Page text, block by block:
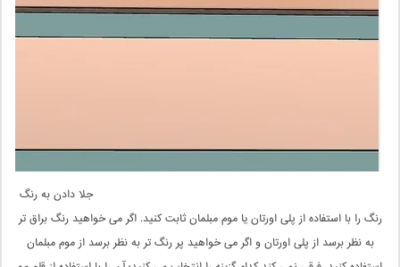
جلا دادن به رنگ
رنگ را با استفاده از پلی اورتان یا موم مبلمان ثابت کنید. اگر می خواهید رنگ براق تر
به نظر برسد از پلی اورتان و اگر می خواهید پر رنگ تر به نظر برسد از موم مبلمان